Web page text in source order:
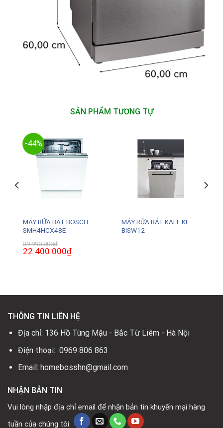
SẢN PHẨM TƯƠNG TỰ
-44%
MÁY RỬA BÁT BOSCH
SMH4HCX48E
39.990.000₫
Giá
gốc
22.400.000₫Giá
hiện
MÁY RỬA BÁT KAFF KF –
BISW12
THÔNG TIN LIÊN HỆ
Địa chỉ: 136 Hồ Tùng Mậu - Bắc Từ Liêm - Hà Nội
Điện thoại: 0969 806 863
Email: homebosshn@gmail.com
NHẬN BẢN TIN
Vui lòng nhập địa chỉ email để nhận bản tin khuyến mại hàng
tuần của chúng tôi: